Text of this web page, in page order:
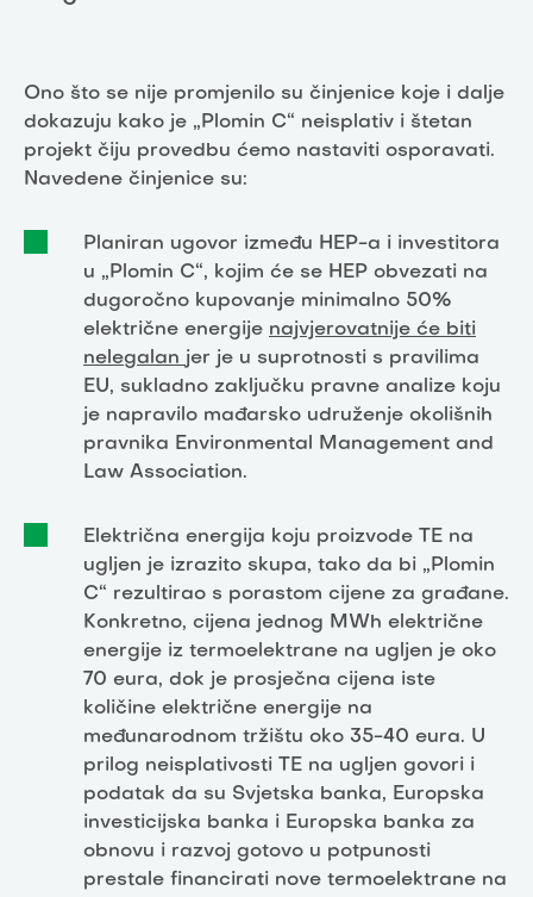
Ono što se nije promjenilo su činjenice koje i dalje
dokazuju kako je „Plomin C“ neisplativ i štetan
projekt čiju provedbu ćemo nastaviti osporavati.
Navedene činjenice su:
Planiran ugovor između HEP-a i investitora
u „Plomin C“, kojim će se HEP obvezati na
dugoročno kupovanje minimalno 50%
električne energije najvjerovatnije će biti
nelegalan jer je u suprotnosti s pravilima
EU, sukladno zaključku pravne analize koju
je napravilo mađarsko udruženje okolišnih
pravnika Environmental Management and
Law Association.
Električna energija koju proizvode TE na
ugljen je izrazito skupa, tako da bi „Plomin
C“ rezultirao s porastom cijene za građane.
Konkretno, cijena jednog MWh električne
energije iz termoelektrane na ugljen je oko
70 eura, dok je prosječna cijena iste
količine električne energije na
međunarodnom tržištu oko 35-40 eura. U
prilog neisplativosti TE na ugljen govori i
podatak da su Svjetska banka, Europska
investicijska banka i Europska banka za
obnovu i razvoj gotovo u potpunosti
prestale financirati nove termoelektrane na